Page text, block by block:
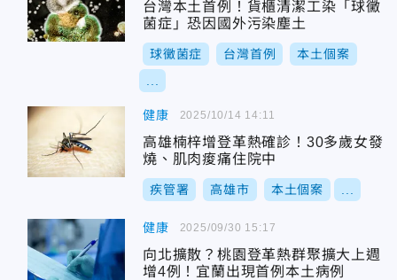
台灣本土首例！貨櫃清潔工染「球黴
菌症」恐因國外污染塵土
球黴菌症 台灣首例 本土個案
健康
高雄楠梓增登革熱確診！30多歲女發
燒、肌肉痠痛住院中
疾管署 高雄市 本土個案
2025/10/14 14:11
健康
向北擴散？桃園登革熱群聚擴大上週
增4例！宜蘭出現首例本土病例
2025/09/30 15:17